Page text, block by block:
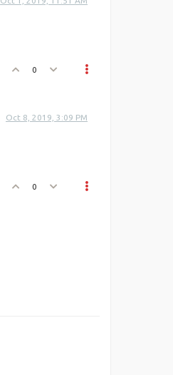
0
Oct 8, 2019, 3:09 PM
0